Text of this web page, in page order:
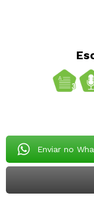
Enviar no